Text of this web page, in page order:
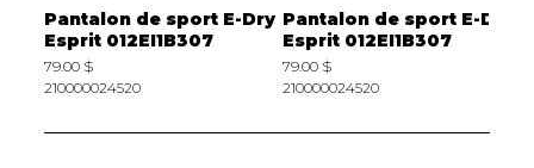
Pantalon de sport E-Dry
Esprit 012EI1B307
79.00 $
210000024520
Pantalon de sport E-Dry
Esprit 012EI1B307
79.00 $
210000024520